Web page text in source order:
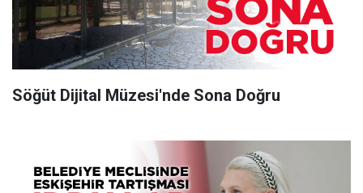
Söğüt Dijital Müzesi'nde Sona Doğru